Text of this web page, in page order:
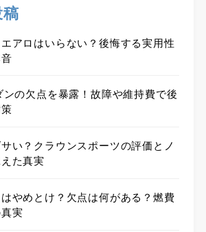
アロはいらない？後悔する実用性
の欠点を暴露！故障や維持費で後
い？クラウンスポーツの評価とノ
た真実
やめとけ？欠点は何がある？燃費
実